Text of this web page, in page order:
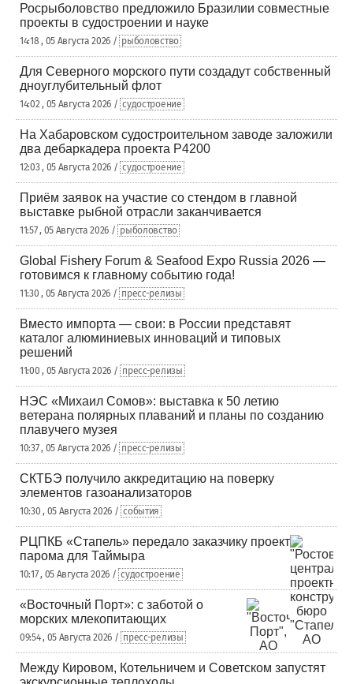
Росрыболовство предложило Бразилии совместные
проекты в судостроении и науке
14:18 , 05 Августа 2026 / рыболовство
Для Северного морского пути создадут собственный
дноуглубительный флот
14:02 , 05 Августа 2026 / судостроение
На Хабаровском судостроительном заводе заложили
два дебаркадера проекта Р4200
12:03 , 05 Августа 2026 / судостроение
Приём заявок на участие со стендом в главной
выставке рыбной отрасли заканчивается
11:57 , 05 Августа 2026 / рыболовство
Global Fishery Forum & Seafood Expo Russia 2026 —
готовимся к главному событию года!
11:30 , 05 Августа 2026 / пресс-релизы
Вместо импорта — свои: в России представят
каталог алюминиевых инноваций и типовых
решений
11:00 , 05 Августа 2026 / пресс-релизы
НЭС «Михаил Сомов»: выставка к 50 летию
ветерана полярных плаваний и планы по созданию
плавучего музея
10:37 , 05 Августа 2026 / пресс-релизы
СКТБЭ получило аккредитацию на поверку
элементов газоанализаторов
10:30 , 05 Августа 2026 / события
РЦПКБ «Стапель» передало заказчику проект
парома для Таймыра
10:17 , 05 Августа 2026 / судостроение
«Восточный Порт»: с заботой о
морских млекопитающих
09:54 , 05 Августа 2026 / пресс-релизы
Между Кировом, Котельничем и Советском запустят